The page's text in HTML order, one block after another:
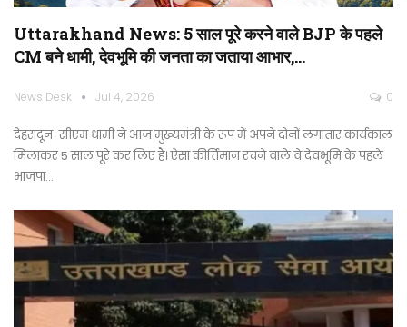
Uttarakhand News: 5 साल पूरे करने वाले BJP के पहले
CM बने धामी, देवभूमि की जनता का जताया आभार,…
News Desk Jul 4, 2026 0
देहरादून। सीएम धामी ने आज मुख्यमंत्री के रूप में अपने दोनों लगातार कार्यकाल
मिलाकर 5 साल पूरे कर लिए हैं। ऐसा कीर्तिमान रचने वाले वे देवभूमि के पहले
भाजपा…